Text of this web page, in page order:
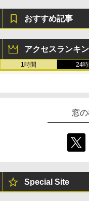
おすすめ記事
アクセスランキ
1時間 24
窓
Special Site